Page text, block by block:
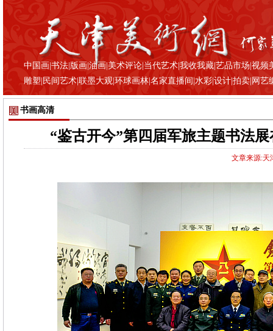
中国画 |书法 版画 |油画 |美术评论 当代艺术 |我收我藏 |艺品市场 |视频
雕塑 民间艺术 |联墨大观 |环球画林 |名家直播间 |水彩 |设计 |拍卖 网艺
书画高清
“鉴古开今”第四届军旅主题书法
文章来源:天